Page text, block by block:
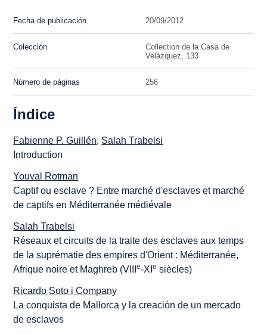
Fecha de publicación 20/09/2012
Colección
Collection de la Casa de
Velázquez, 133
Número de páginas 256
Índice
Fabienne P. Guillén, Salah Trabelsi
Introduction
Youval Rotman
Captif ou esclave ? Entre marché d'esclaves et marché
de captifs en Méditerranée médiévale
Salah Trabelsi
Réseaux et circuits de la traite des esclaves aux temps
de la suprématie des empires d'Orient : Méditerranée,
Afrique noire et Maghreb (VIIIe-XIe siècles)
Ricardo Soto i Company
La conquista de Mallorca y la creación de un mercado
de esclavos